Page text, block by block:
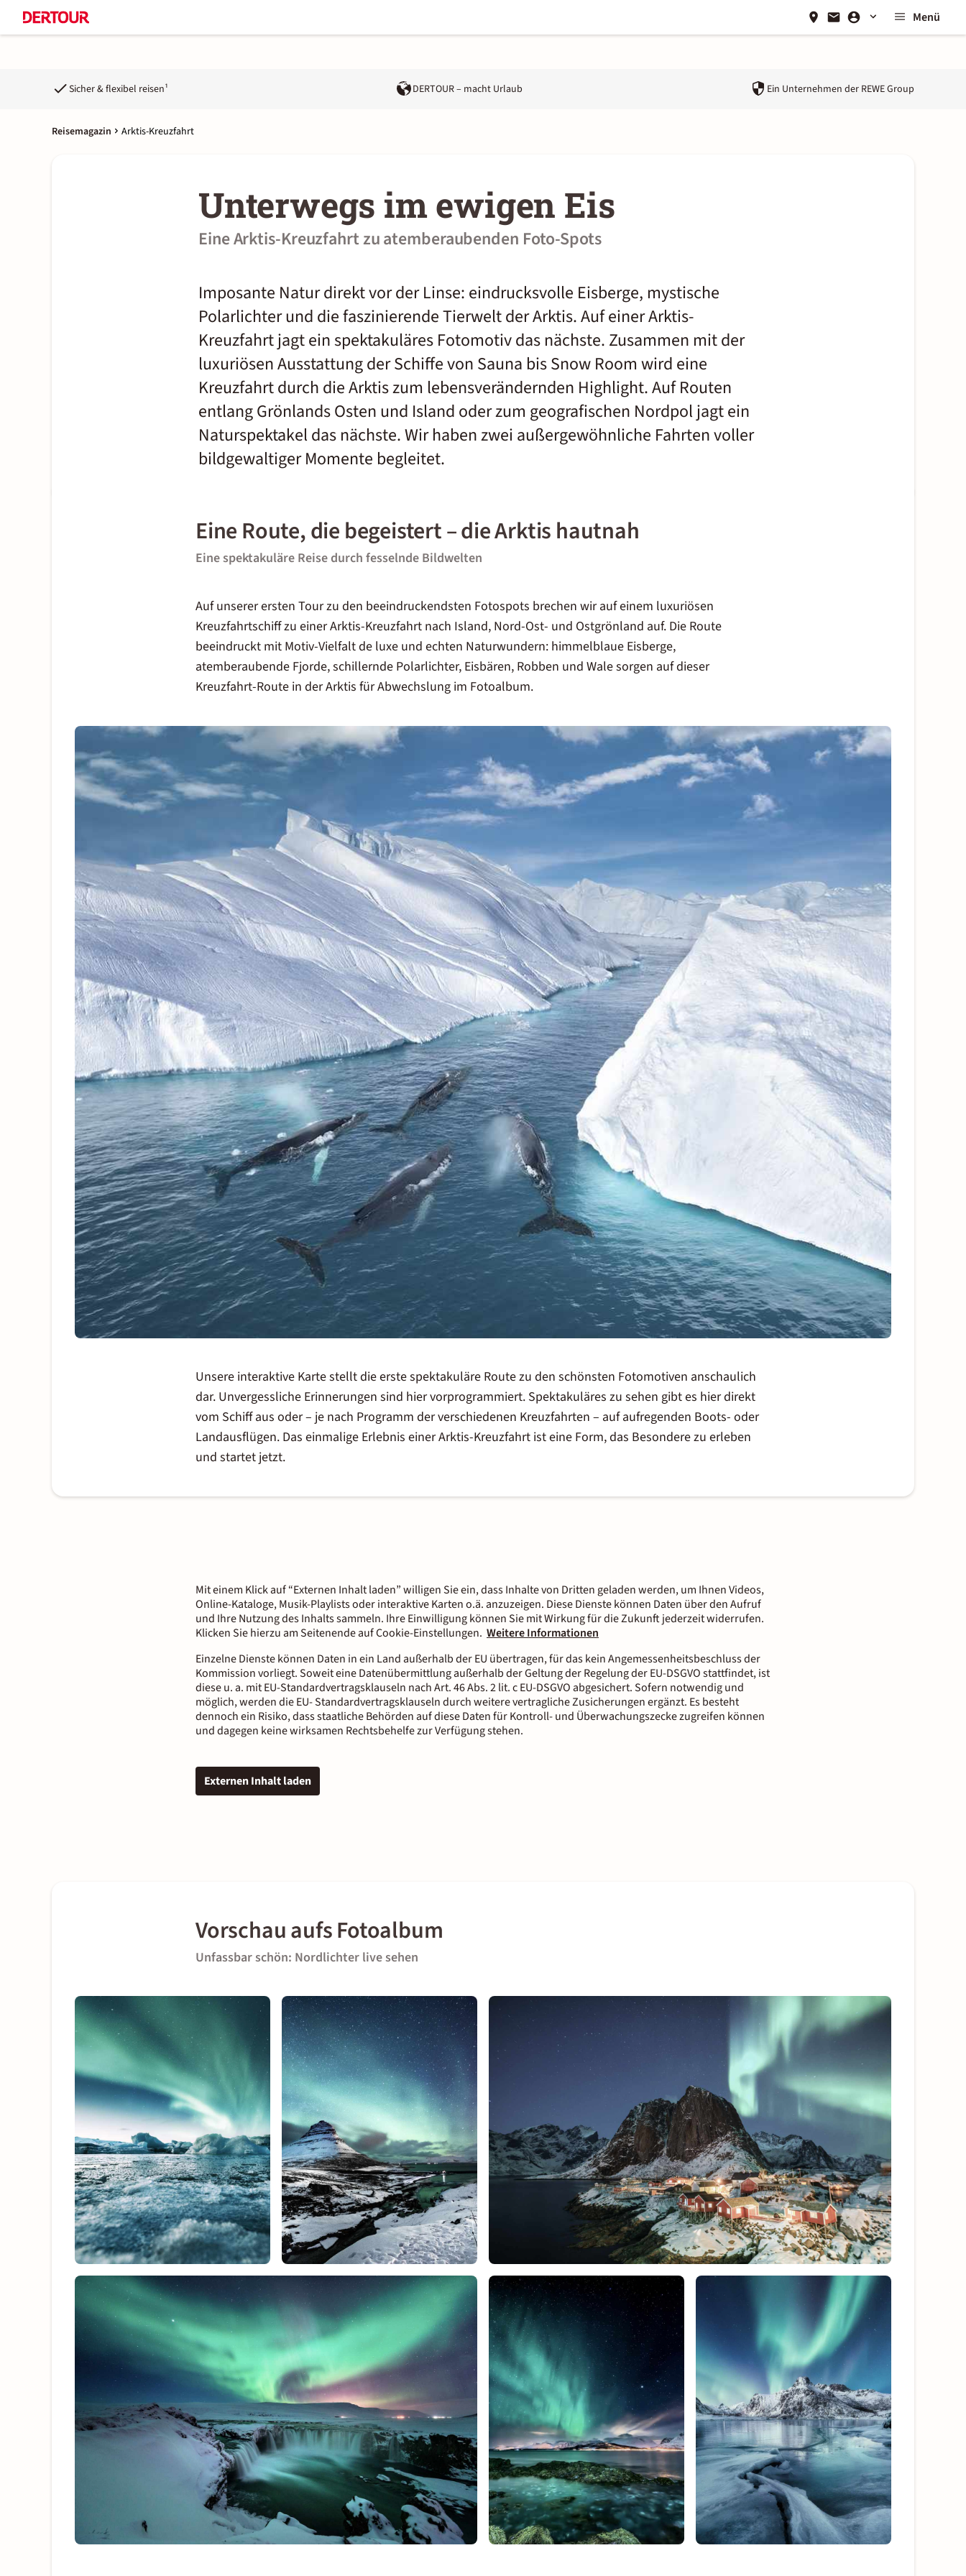
Menü
Sicher & flexibel reisen¹ DERTOUR – macht Urlaub Ein Unternehmen der REWE Group
Reisemagazin Arktis-Kreuzfahrt
Unterwegs im ewigen Eis
Eine Arktis-Kreuzfahrt zu atemberaubenden Foto-Spots
Imposante Natur direkt vor der Linse: eindrucksvolle Eisberge, mystische
Polarlichter und die faszinierende Tierwelt der Arktis. Auf einer Arktis-
Kreuzfahrt jagt ein spektakuläres Fotomotiv das nächste. Zusammen mit der
luxuriösen Ausstattung der Schiffe von Sauna bis Snow Room wird eine
Kreuzfahrt durch die Arktis zum lebensverändernden Highlight. Auf Routen
entlang Grönlands Osten und Island oder zum geografischen Nordpol jagt ein
Naturspektakel das nächste. Wir haben zwei außergewöhnliche Fahrten voller
bildgewaltiger Momente begleitet.
Eine Route, die begeistert – die Arktis hautnah
Eine spektakuläre Reise durch fesselnde Bildwelten
Auf unserer ersten Tour zu den beeindruckendsten Fotospots brechen wir auf einem luxuriösen
Kreuzfahrtschiff zu einer Arktis-Kreuzfahrt nach Island, Nord-Ost- und Ostgrönland auf. Die Route
beeindruckt mit Motiv-Vielfalt de luxe und echten Naturwundern: himmelblaue Eisberge,
atemberaubende Fjorde, schillernde Polarlichter, Eisbären, Robben und Wale sorgen auf dieser
Kreuzfahrt-Route in der Arktis für Abwechslung im Fotoalbum.
Unsere interaktive Karte stellt die erste spektakuläre Route zu den schönsten Fotomotiven anschaulich
dar. Unvergessliche Erinnerungen sind hier vorprogrammiert. Spektakuläres zu sehen gibt es hier direkt
vom Schiff aus oder – je nach Programm der verschiedenen Kreuzfahrten – auf aufregenden Boots- oder
Landausflügen. Das einmalige Erlebnis einer Arktis-Kreuzfahrt ist eine Form,das Besondere zu erleben
und startet jetzt.
Mit einem Klick auf “Externen Inhalt laden” willigen Sie ein, dass Inhalte von Dritten geladen werden, um Ihnen Videos,
Online-Kataloge, Musik-Playlists oder interaktive Karten o.ä. anzuzeigen. Diese Dienste können Daten über den Aufruf
und Ihre Nutzung des Inhalts sammeln. Ihre Einwilligung können Sie mit Wirkung für die Zukunft jederzeit widerrufen.
Klicken Sie hierzu am Seitenende auf Cookie-Einstellungen. Weitere Informationen
Einzelne Dienste können Daten in ein Land außerhalb der EU übertragen, für das kein Angemessenheitsbeschluss der
Kommission vorliegt. Soweit eine Datenübermittlung außerhalb der Geltung der Regelung der EU-DSGVO stattfindet, ist
diese u. a. mit EU-Standardvertragsklauseln nach Art. 46 Abs. 2 lit. c EU-DSGVO abgesichert. Sofern notwendig und
möglich, werden die EU- Standardvertragsklauseln durch weitere vertragliche Zusicherungen ergänzt. Es besteht
dennoch ein Risiko, dass staatliche Behörden auf diese Daten für Kontroll- und Überwachungszecke zugreifen können
und dagegen keine wirksamen Rechtsbehelfe zur Verfügung stehen.
Externen Inhalt laden
Vorschau aufs Fotoalbum
Unfassbar schön: Nordlichter live sehen